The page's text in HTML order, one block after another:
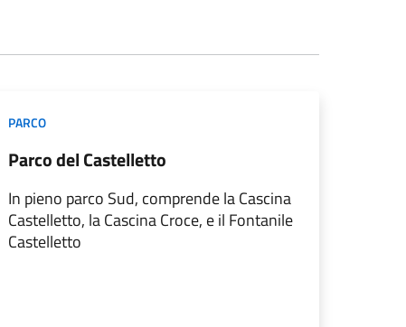
PARCO
Parco del Castelletto
In pieno parco Sud, comprende la Cascina
Castelletto, la Cascina Croce, e il Fontanile
Castelletto